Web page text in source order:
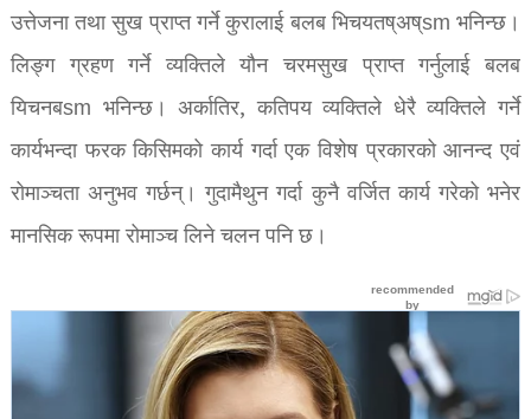
उत्तेजना तथा सुख प्राप्त गर्ने कुरालाई बलब भिचयतष्अष्sm भनिन्छ।
लिङ्ग ग्रहण गर्ने व्यक्तिले यौन चरमसुख प्राप्त गर्नुलाई बलब
यिचनबsm भनिन्छ। अर्कातिर, कतिपय व्यक्तिले धेरै व्यक्तिले गर्ने
कार्यभन्दा फरक किसिमको कार्य गर्दा एक विशेष प्रकारको आनन्द एवं
रोमाञ्चता अनुभव गर्छन्। गुदामैथुन गर्दा कुनै वर्जित कार्य गरेको भनेर
मानसिक रूपमा रोमाञ्च लिने चलन पनि छ।